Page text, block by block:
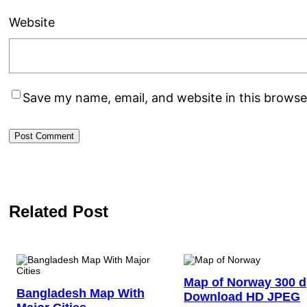
Website
Save my name, email, and website in this
Related Post
Bangladesh Map With
Map of Norway 300
Download HD JPEG